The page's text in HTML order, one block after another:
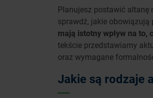
Planujesz postawić altanę
sprawdź, jakie obowiązują
mają istotny wpływ na to,
tekście przedstawiamy
oraz wymagane
Jakie są rodzaje